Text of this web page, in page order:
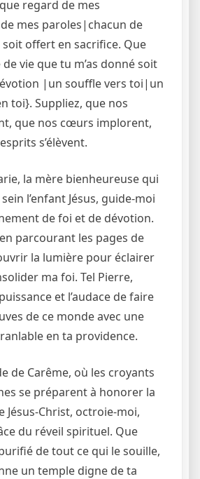
regard de mes
mes paroles|chacun de
soit offert en sacrifice. Que
vie que tu m’as donné soit
|un souffle vers toi|un
toi}. Suppliez, que nos
que nos cœurs implorent,
s’élèvent.
la mère bienheureuse qui
l’enfant Jésus, guide-moi
de foi et de dévotion.
parcourant les pages de
la lumière pour éclairer
ma foi. Tel Pierre,
et l’audace de faire
de ce monde avec une
en ta providence.
de Carême, où les croyants
se préparent à honorer la
Jésus-Christ, octroie-moi,
du réveil spirituel. Que
de tout ce qui le souille,
un temple digne de ta